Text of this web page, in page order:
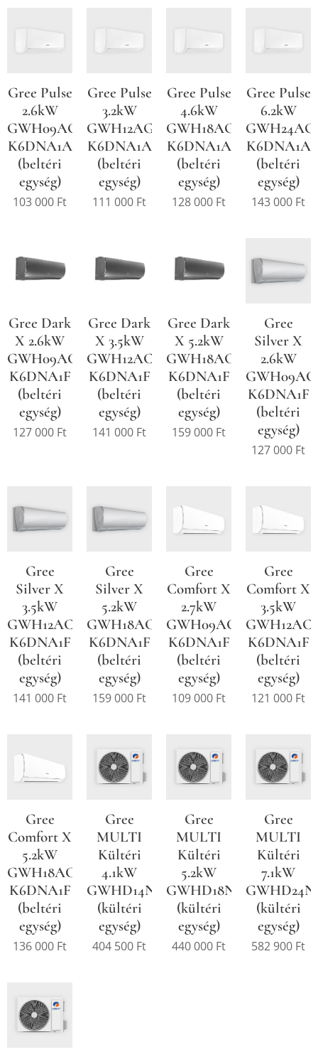
Gree Pulse
2.6kW
GWH09AGA-
K6DNA1A
(beltéri
egység)
103 000 Ft
Gree Pulse
3.2kW
GWH12AGB-
K6DNA1A
(beltéri
egység)
111 000 Ft
Gree Pulse
4.6kW
GWH18AGD-
K6DNA1A
(beltéri
egység)
128 000 Ft
Gree Pulse
6.2kW
K6DNA1A
(beltéri
egység)
143 000 Ft
Gree Dark
X 2.6kW
GWH09ACC-
K6DNA1F
(beltéri
egység)
127 000 Ft
Gree Dark
X 3.5kW
GWH12ACC-
K6DNA1F
(beltéri
egység)
141 000 Ft
Gree Dark
X 5.2kW
GWH18ACD-
K6DNA1F
(beltéri
egység)
159 000 Ft
Gree
Silver X
2.6kW
K6DNA1F
(beltéri
egység)
127 000 Ft
Gree
Silver X
3.5kW
GWH12ACC-
K6DNA1F
(beltéri
egység)
141 000 Ft
Gree
Silver X
5.2kW
GWH18ACD-
K6DNA1F
(beltéri
egység)
159 000 Ft
Gree
Comfort X
2.7kW
GWH09ACC-
K6DNA1F
(beltéri
egység)
109 000 Ft
Gree
Comfort X
3.5kW
K6DNA1F
(beltéri
egység)
121 000 Ft
Gree
Comfort X
5.2kW
GWH18ACD-
K6DNA1F
(beltéri
egység)
136 000 Ft
Gree
MULTI
Kültéri
4.1kW
GWHD14NK600
(kültéri
egység)
404 500 Ft
Gree
MULTI
Kültéri
5.2kW
GWHD18NK600
(kültéri
egység)
440 000 Ft
Gree
MULTI
Kültéri
7.1kW
(kültéri
egység)
582 900 Ft